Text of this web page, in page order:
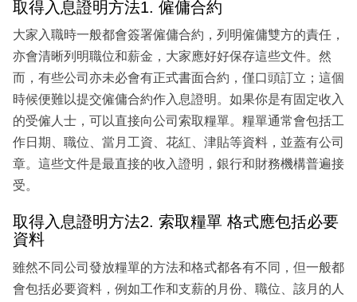
取得入息證明方法1. 僱傭合約
大家入職時一般都會簽署僱傭合約，列明僱傭雙方的責任，
亦會清晰列明職位和薪金，大家應好好保存這些文件。然
而，有些公司亦未必會有正式書面合約，僅口頭訂立；這個
時候便難以提交僱傭合約作入息證明。如果你是有固定收入
的受僱人士，可以直接向公司索取糧單。糧單通常會包括工
作日期、職位、當月工資、花紅、津貼等資料，並蓋有公司
章。這些文件是最直接的收入證明，銀行和財務機構普遍接
受。
取得入息證明方法2. 索取糧單 格式應包括必要
資料
雖然不同公司發放糧單的方法和格式都各有不同，但一般都
會包括必要資料，例如工作和支薪的月份、職位、該月的人